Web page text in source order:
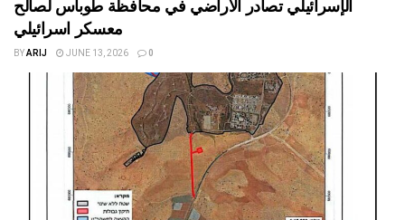
الإسرائيلي تصادر الاراضي في محافظة طوباس لصالح
معسكر اسرائيلي
BYARIJ JUNE 13, 2026 0